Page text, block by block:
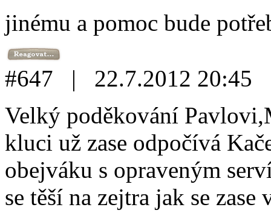
jinému a pomoc bude
#647 | 22.7.2012
Velký poděkování
kluci už zase odpočívá
obejváku s opraveným
se těší na zejtra jak se